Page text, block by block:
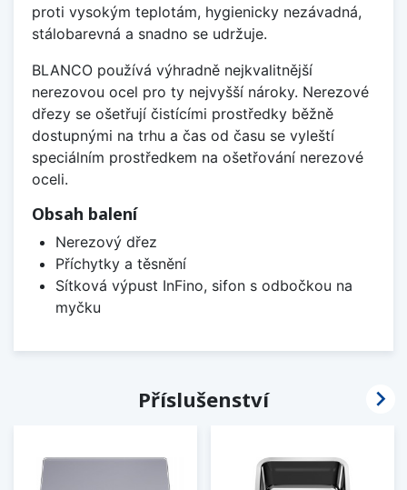
proti vysokým teplotám, hygienicky nezávadná,
stálobarevná a snadno se udržuje.
BLANCO používá výhradně nejkvalitnější
nerezovou ocel pro ty nejvyšší nároky. Nerezové
dřezy se ošetřují čistícími prostředky běžně
dostupnými na trhu a čas od času se vyleští
speciálním prostředkem na ošetřování nerezové
oceli.
Obsah balení
Nerezový dřez
Příchytky a těsnění
Sítková výpust InFino, sifon s odbočkou na
myčku
Příslušenství 